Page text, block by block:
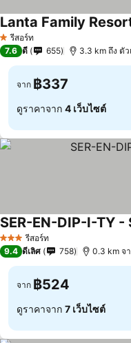
1 ดาวรีสอร์ท
Lanta Family
7.6 ดี 655 3.3 km ถึง ตัว
จาก ฿337
ดูราคาจาก 4 เว็บไซต์
3 ดาว รีสอร์ท
SER-EN-DIP-I-TY -
9.4 ดีเลิศ 758 0.3 km จ
จาก ฿524
ดูราคาจาก 7 เว็บไซต์